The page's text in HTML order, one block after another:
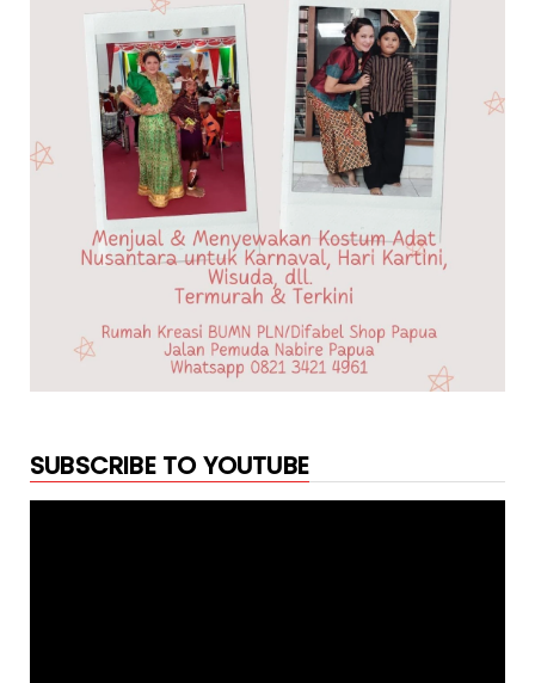
SUBSCRIBE TO YOUTUBE